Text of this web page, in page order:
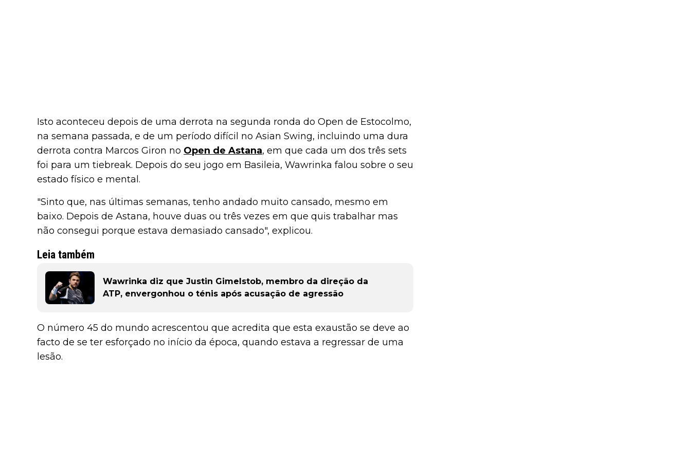
Isto aconteceu depois de uma derrota na segunda ronda do Open de Estocolmo,
na semana passada, e de um período difícil no Asian Swing, incluindo uma dura
derrota contra Marcos Giron no Open de Astana, em que cada um dos três sets
foi para um tiebreak. Depois do seu jogo em Basileia, Wawrinka falou sobre o seu
estado físico e mental.
"Sinto que, nas últimas semanas, tenho andado muito cansado, mesmo em
baixo. Depois de Astana, houve duas ou três vezes em que quis trabalhar mas
não consegui porque estava demasiado cansado", explicou.
Leia também
Wawrinka diz que Justin Gimelstob, membro da direção da
ATP, envergonhou o ténis após acusação de agressão
O número 45 do mundo acrescentou que acredita que esta exaustão se deve ao
facto de se ter esforçado no início da época, quando estava a regressar de uma
lesão.